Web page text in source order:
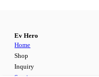
Ev Hero
Home
Shop
Inquiry